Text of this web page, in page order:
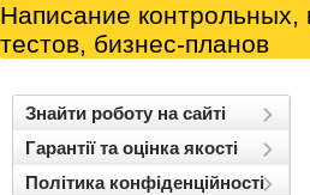
Написание
тестов, бизнес-планов
Знайти роботу на сайті
Гарантії та оцінка якості
Політика конфіденційності